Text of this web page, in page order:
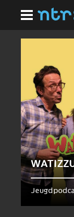
hoofdinhoudNu te